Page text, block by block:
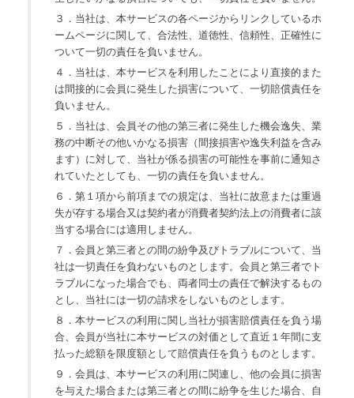
３．当社は、本サービスの各ページからリンクしているホ
ームページに関して、合法性、道徳性、信頼性、正確性に
ついて一切の責任を負いません。
４．当社は、本サービスを利用したことにより直接的また
は間接的に会員に発生した損害について、一切賠償責任を
負いません。
５．当社は、会員その他の第三者に発生した機会逸失、業
務の中断その他いかなる損害（間接損害や逸失利益を含み
ます）に対して、当社が係る損害の可能性を事前に通知さ
れていたとしても、一切の責任を負いません。
６．第１項から前項までの規定は、当社に故意または重過
失が存する場合又は契約者が消費者契約法上の消費者に該
当する場合には適用しません。
７．会員と第三者との間の紛争及びトラブルについて、当
社は一切責任を負わないものとします。会員と第三者でト
ラブルになった場合でも、両者同士の責任で解決するもの
とし、当社には一切の請求をしないものとします。
８．本サービスの利用に関し当社が損害賠償責任を負う場
合、会員が当社に本サービスの対価として直近１年間に支
払った総額を限度額として賠償責任を負うものとします。
９．会員は、本サービスの利用に関連し、他の会員に損害
を与えた場合または第三者との間に紛争を生じた場合、自